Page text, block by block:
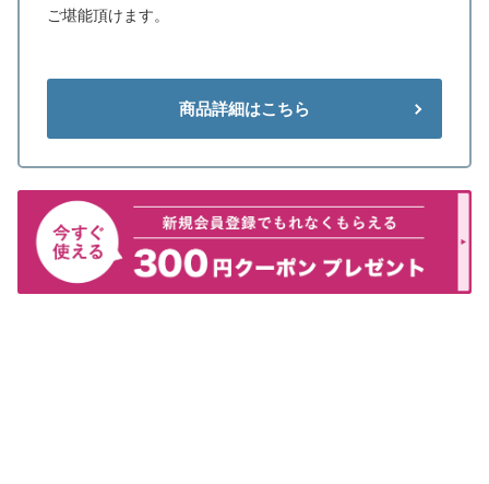
ご堪能頂けます。
商品詳細はこちら